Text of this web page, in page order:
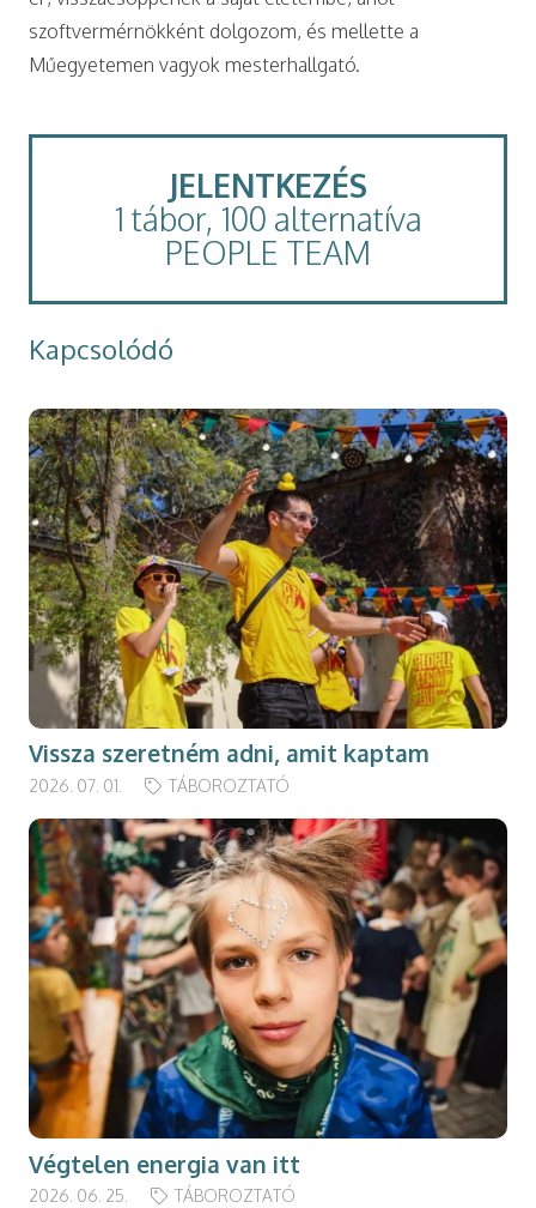
szoftvermérnökként dolgozom, és mellette a
Műegyetemen vagyok mesterhallgató.
JELENTKEZÉS
1 tábor, 100 alternatíva
PEOPLE TEAM
Kapcsolódó
Vissza szeretném adni, amit kaptam
2026. 07. 01. TÁBOROZTATÓ
Végtelen energia van itt
2026. 06. 25. TÁBOROZTATÓ